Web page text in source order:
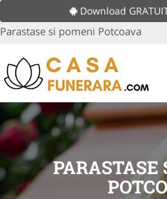
Download
Parastase si pomeni Potcoava
PARASTASE